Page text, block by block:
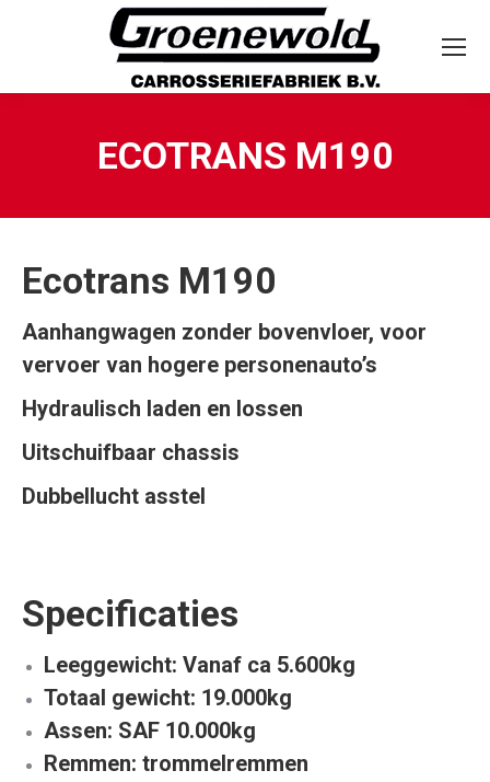
ECOTRANS M190
Ecotrans M190
Aanhangwagen zonder bovenvloer, voor
vervoer van hogere personenauto’s
Hydraulisch laden en lossen
Uitschuifbaar chassis
Dubbellucht asstel
Specificaties
Leeggewicht: Vanaf ca 5.600kg
Totaal gewicht: 19.000kg
Assen: SAF 10.000kg
Remmen: trommelremmen